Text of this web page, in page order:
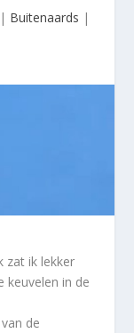
| Buitenaards |
zat ik lekker
keuvelen in de
de